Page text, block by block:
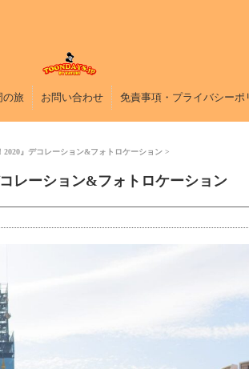
の旅 お問い合わせ 免責事項・プライバシーポ
』デコレーション&フォトロケーション
レーション&フォトロケーション